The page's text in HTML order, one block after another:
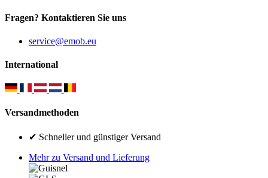
Fragen? Kontaktieren Sie uns
service@emob.eu
International
Versandmethoden
✔ Schneller und günstiger Versand
Mehr zu Versand und Lieferung